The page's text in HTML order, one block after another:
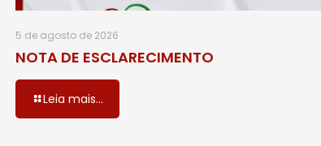
5 de agosto de 2026
NOTA DE ESCLARECIMENTO
Leia mais...